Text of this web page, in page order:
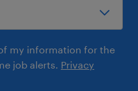
my information for the
job alerts. Privacy